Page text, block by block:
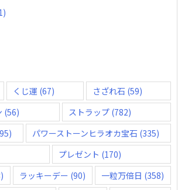
くじ運 (67) さざれ石 (59)
(56) ストラップ(782)
パワーストーンヒラオカ宝石 (335)
プレゼント (170)
ラッキーデー (90) 一粒万倍日 (358)